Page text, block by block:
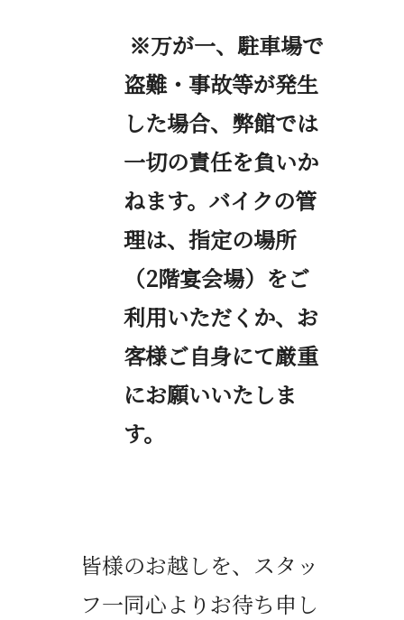
※万が一、駐車場で
盗難・事故等が発生
した場合、弊館では
一切の責任を負いか
ねます。バイクの管
理は、指定の場所
（2階宴会場）をご
利用いただくか、お
客様ご自身にて厳重
にお願いいたしま
す。
皆様のお越しを、スタッ
フ一同心よりお待ち申し